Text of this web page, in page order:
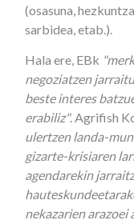
(osasuna,
sarbidea, etab.).
Hala ere, EBk
negoziatzen
beste interes
erabiliz". Agrifish
ulertzen landa-
gizarte-krisiaren
agendarekin
nekazarien arazoei